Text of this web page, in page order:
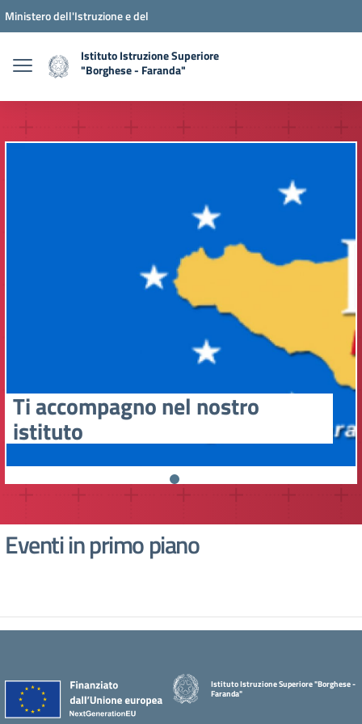
Ministero dell'Istruzione e del
Istituto Istruzione Superiore
"Borghese - Faranda"
Ti accompagno nel nostro
istituto
Eventi in primo piano
Istituto Istruzione Superiore "Borghese -
Faranda"